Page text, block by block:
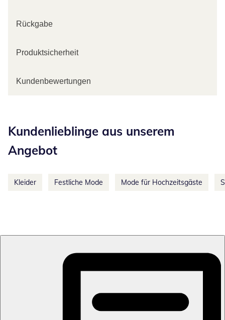
Rückgabe
Produktsicherheit
Kundenbewertungen
Kundenlieblinge aus unserem
Angebot
Kleider Festliche Mode Mode für Hochzeitsgäste